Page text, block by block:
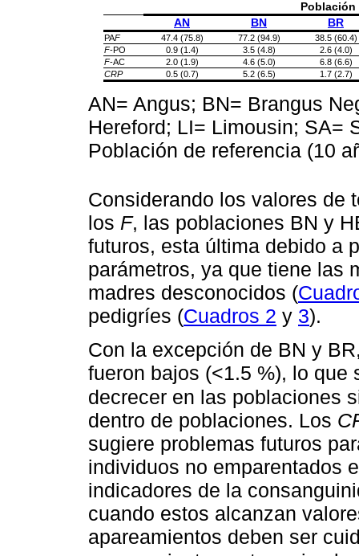
AN
BN BR
PAF 47.4 (75.8) 77.2 (94.9)
38.5 (60.4)
F-PO 0.9 (1.4) 3.5 (4.8)
2.6 (4.0)
F-AC 2.0 (1.9) 4.6 (5.0)
6.8 (6.6)
CRP
0.5 (0.7) 5.2 (6.5) 1.7 (2.7)
AN= Angus; BN= Brangus
Hereford; LI= Limousin; SA=
Población de referencia (10
Considerando los valores de
los F, las poblaciones BN y
futuros, esta última debido a
parámetros, ya que tiene las
madres desconocidos (
pedigríes (Cuadros 2 y 3).
Con la excepción de BN y
fueron bajos (<1.5 %), lo
decrecer en las poblaciones
dentro de poblaciones. Los
sugiere problemas futuros
individuos no emparentados
indicadores de la
cuando estos alcanzan
apareamientos deben ser